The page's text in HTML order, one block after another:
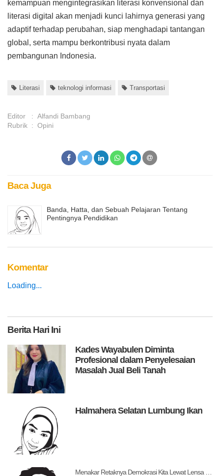
kemampuan mengintegrasikan literasi konvensional dan
literasi digital akan menjadi kunci lahirnya generasi yang
adaptif terhadap perubahan, siap menghadapi tantangan
global, serta mampu berkontribusi nyata dalam
pembangunan Indonesia.
Literasi teknologi informasi Transportasi
Editor : Alfandi Bambang
Rubrik : Opini
Baca Juga
Banda, Hatta, dan Sebuah Pelajaran Tentang
Pentingnya Pendidikan
Komentar
Loading...
BeritaHari Ini
Kades Wayabulen Diminta
Profesional dalam Penyelesaian
Masalah Jual Beli Tanah
Halmahera Selatan Lumbung Ikan